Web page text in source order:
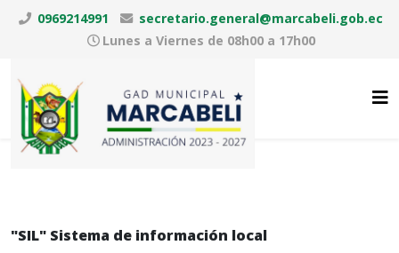
0969214991
secretario.general@marcabeli.gob.ec
Lunes a Viernes de 08h00 a 17h00
"SIL" Sistema de información local